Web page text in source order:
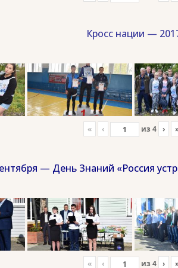
Кросс нации —
« ‹ из 4 ›
— День Знаний «Россия
« ‹ из 4 ›